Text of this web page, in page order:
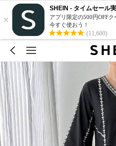
×
SHEIN - タイムセール
アプリ限定の500円OFFク
今すぐ使おう！
(11,600)